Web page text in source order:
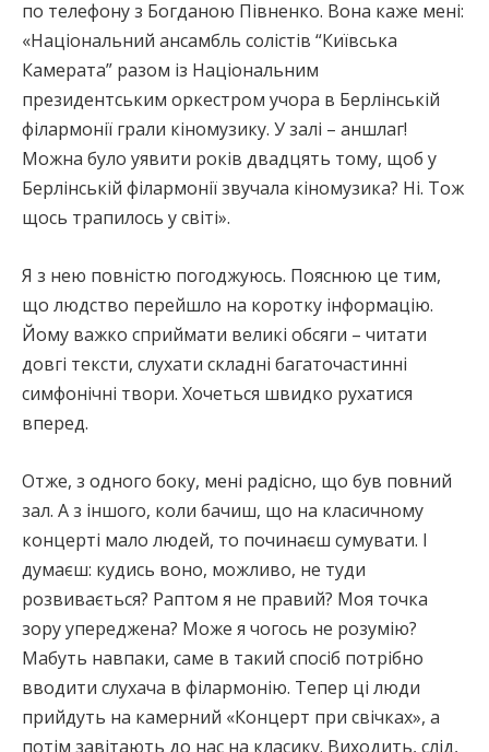
по телефону з Богданою Півненко. Вона каже мені:
«Національний ансамбль солістів “Київська
Камерата” разом із Національним
президентським оркестром учора в Берлінській
філармонії грали кіномузику. У залі – аншлаг!
Можна було уявити років двадцять тому, щоб у
Берлінській філармонії звучала кіномузика? Ні. Тож
щось трапилось у світі».
Я з нею повністю погоджуюсь. Пояснюю це тим,
що людство перейшло на коротку інформацію.
Йому важко сприймати великі обсяги – читати
довгі тексти, слухати складні багаточастинні
симфонічні твори. Хочеться швидко рухатися
вперед.
Отже, з одного боку, мені радісно, що був повний
зал. А з іншого, коли бачиш, що на класичному
концерті мало людей, то починаєш сумувати. І
думаєш: кудись воно, можливо, не туди
розвивається? Раптом я не правий? Моя точка
зору упереджена? Може я чогось не розумію?
Мабуть навпаки, саме в такий спосіб потрібно
вводити слухача в філармонію. Тепер ці люди
прийдуть на камерний «Концерт при свічках», а
потім завітають до нас на класику. Виходить, слід,